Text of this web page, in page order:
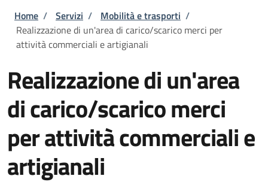
Briciole di pane
Home / Servizi / Mobilità e trasporti /
Realizzazione di un'area di carico/scarico merci per
attività commerciali e artigianali
Realizzazione di un'area
di carico/scarico merci
per attività commerciali e
artigianali